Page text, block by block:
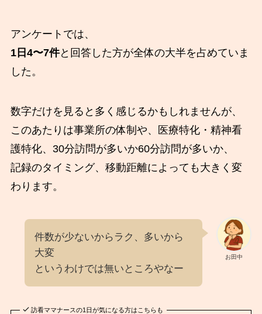
アンケートでは、
1日4〜7件と回答した方が全体の大半を占めていま
した。
数字だけを見ると多く感じるかもしれませんが、
このあたりは事業所の体制や、医療特化・精神看
護特化、30分訪問が多いか60分訪問が多いか、
記録のタイミング、移動距離によっても大きく変
わります。
お田中
件数が少ないからラク、多いから
大変
というわけでは無いところやなー
訪看ママナースの1日が気になる方はこちらも